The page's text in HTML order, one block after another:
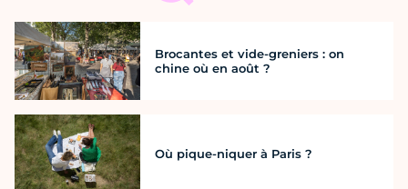
Brocantes et vide-greniers : on
chine où en août ?
Où pique-niquer à Paris ?